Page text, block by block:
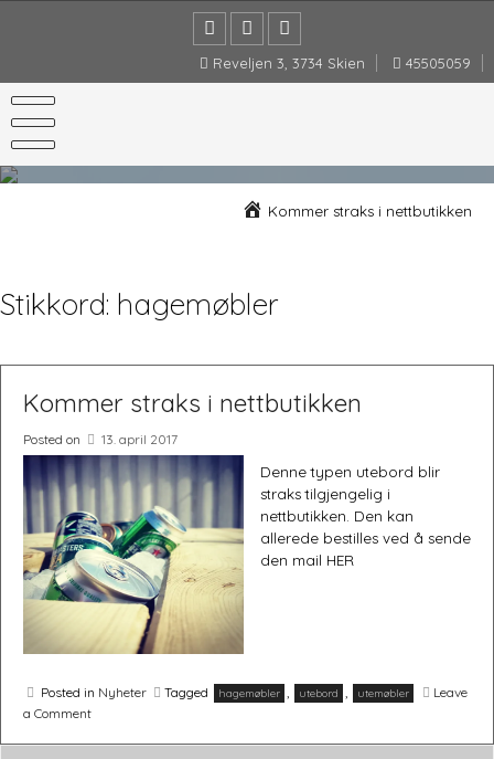
Reveljen 3, 3734 Skien
45505059
Møbler og interiørartikler håndlaget etter dine ønsker.
Kommer straks i nettbutikken
Stikkord: hagemøbler
Kommer straks i nettbutikken
Posted on 13. april 2017
Denne typen utebord blir
straks tilgjengelig i
nettbutikken. Den kan
allerede bestilles ved å sende
den mail HER
Posted in Nyheter Tagged hagemøbler utebord utemøbler
Leave
a Commenton
straks